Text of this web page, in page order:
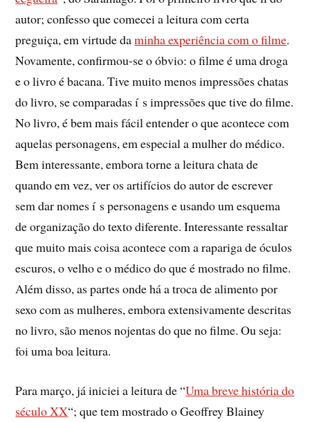
autor; confesso que comecei a leitura com certa
preguiça, em virtude daminha experiência com o filme.
Novamente, confirmou-se o óbvio: o filme é uma droga
e o livro é bacana. Tive muito menos impressões chatas
do livro, se comparadas í s impressões que tive do filme.
No livro, é bem mais fácil entender o que acontece com
aquelas personagens, em especial a mulher do médico.
Bem interessante, embora torne a leitura chata de
quando em vez, ver os artifí­cios do autor de escrever
sem dar nomes í s personagens e usando um esquema
de organização do texto diferente. Interessante ressaltar
que muito mais coisa acontece com a rapariga de óculos
escuros, o velho e o médico do que é mostrado no filme.
Além disso, as partes onde há a troca de alimento por
sexo com as mulheres, embora extensivamente descritas
no livro, são menos nojentas do que no filme. Ou seja:
foi uma boa leitura.
Para março, já iniciei a leitura de “Uma breve história do
século XX“; que tem mostrado o Geoffrey Blainey